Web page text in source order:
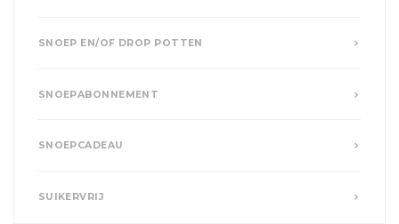
SNOEP EN/OF DROP POTTEN
SNOEPABONNEMENT
SNOEPCADEAU
SUIKERVRIJ